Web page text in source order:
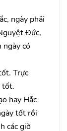
ngày phải
Đức,
có
Trực
tốt.
hay Hắc
tốt rồi
các giờ